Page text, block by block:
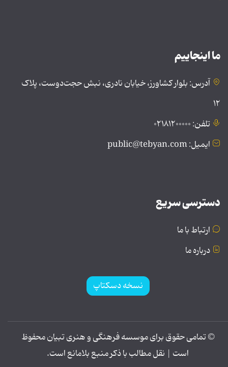
ما اینجاییم
آدرس: بلوار کشاورز، خیابان نادری، نبش حجت‌دوست، پلاک
۱۲
تلفن: ۰۲۱۸۱۲۰۰۰۰۰
ایمیل: public@tebyan.com
دسترسی سریع
ارتباط با ما
درباره ما
نسخه دسکتاپ
© تمامی حقوق برای موسسه فرهنگی و هنری تبیان محفوظ
است | نقل مطالب با ذکر منبع بلامانع است.